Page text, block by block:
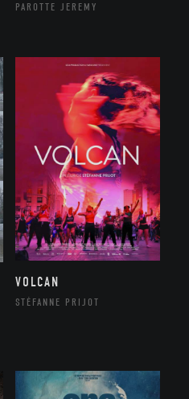
PAROTTE JEREMY
VOLCAN
STÉFANNE PRIJOT